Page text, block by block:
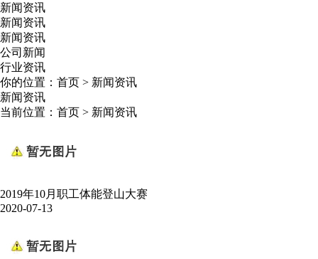
新闻资讯
新闻资讯
新闻资讯
公司新闻
行业资讯
你的位置： 首页 > 新闻资讯
新闻资讯
当前位置： 首页 > 新闻资讯
2019年10月职工体能登山大赛
2020-07-13